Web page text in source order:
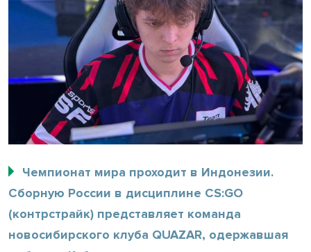
Чемпионат мира проходит в Индонезии.
Сборную России в дисциплине CS:GO
(контрстрайк) представляет команда
новосибирского клуба QUAZAR, одержавшая